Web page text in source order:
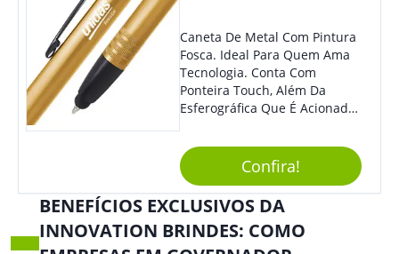
Caneta De Metal Com Pintura
Fosca. Ideal Para Quem Ama
Tecnologia. Conta Com
Ponteira Touch, Além Da
Esferográfica Que É Acionada
Com Elegância E
Modernidade Na Medida
Exata.
Confira!
BENEFÍCIOS EXCLUSIVOS DA
INNOVATION BRINDES: COMO